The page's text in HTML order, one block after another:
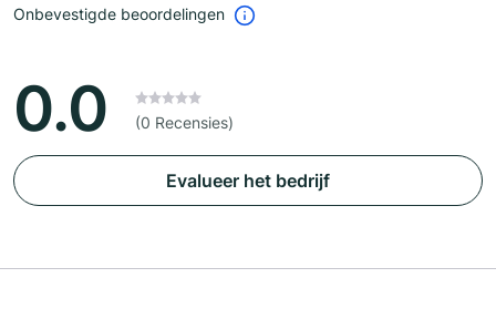
Onbevestigde beoordelingen
0.0 (0 Recensies)
Evalueer het bedrijf